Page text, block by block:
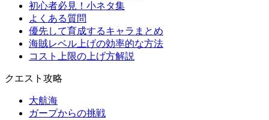
初心者必見！小ネタ集
よくある質問
優先して育成するキャラまとめ
海賊レベル上げの効率的な方法
コスト上限の上げ方解説
クエスト攻略
大航海
ガープからの挑戦